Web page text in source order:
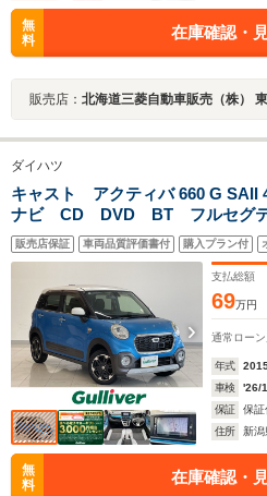
無
料
在庫確認・
販売店： 北海道三菱自動車販売（株）
ダイハツ
キャスト アクティバ 660 G
ナビ CD DVD BT フルセグテ
クサーバー バックカメラ 衝突
ーンキープアシスト ベンチシー
販売店保証 車両品質評価書付 購入プラン付
支払総額
69万円
通常ローン
年式
車検
'26/
保証
保証
住所
新潟
無
料
在庫確認・